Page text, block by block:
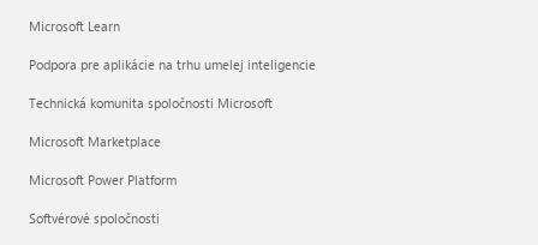
Microsoft Learn
Podpora pre aplikácie na trhu umelej inteligencie
Technická komunita spoločnosti Microsoft
Microsoft Marketplace
Microsoft Power Platform
Softvérové spoločnosti